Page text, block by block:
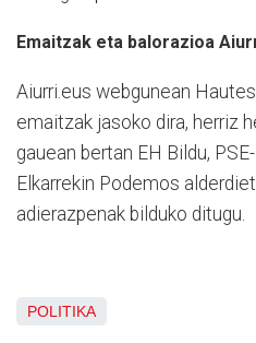
Emaitzak eta balorazioa
Aiurri.eus webgunean
emaitzak jasoko dira, herriz
gauean bertan EH Bildu,
Elkarrekin Podemos
adierazpenak bilduko ditugu.
POLITIKA